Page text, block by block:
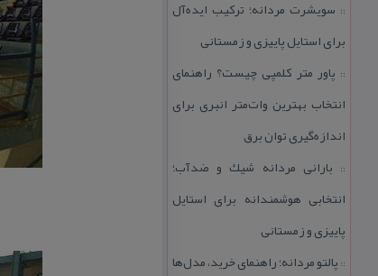
:: سویشرت مردانه؛ تركیب ایده‌آل
برای استایل پاییزی و زمستانی
:: پاور متر كلمپی چیست؟ راهنمای
انتخاب بهترین وات‌متر انبری برای
اندازه‌گیری توان برق
:: بارانی مردانه شیك و ضدآب؛
انتخابی هوشمندانه برای استایل
پاییزی و زمستانی
:: پالتو مردانه؛ راهنمای خرید، مدل‌ها